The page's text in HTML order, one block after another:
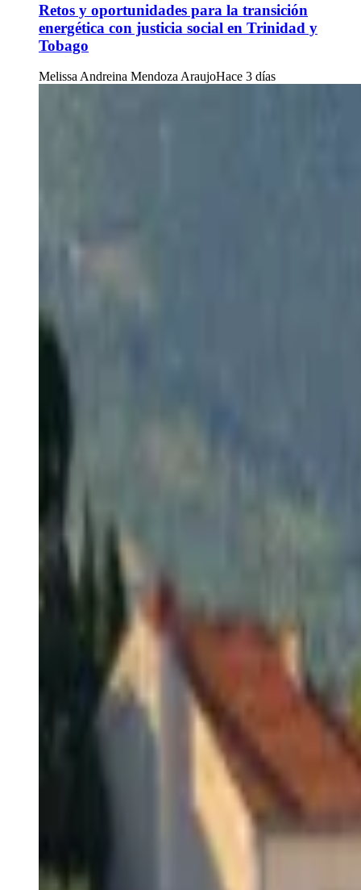
Retos y oportunidades para la transición
energética con justicia social en Trinidad y
Tobago
Melissa Andreina Mendoza AraujoHace 3 días